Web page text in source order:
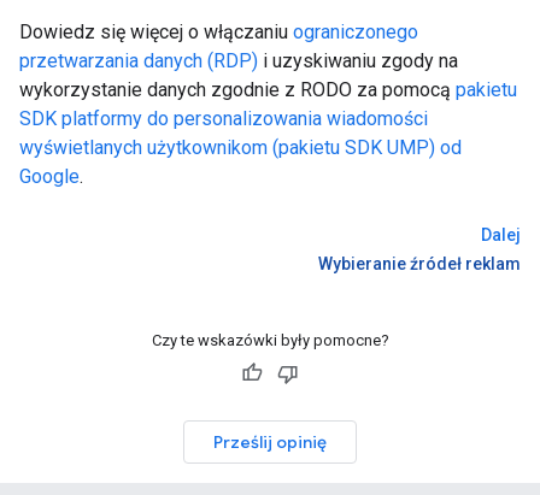
Dowiedz się więcej o włączaniu ograniczonego
przetwarzania danych (RDP) i uzyskiwaniu zgody na
wykorzystanie danych zgodnie z RODO za pomocą pakietu
SDK platformy do personalizowania wiadomości
wyświetlanych użytkownikom (pakietu SDK UMP) od
Google.
Dalej
Wybieranie źródeł reklam
Czy te wskazówki były pomocne?
Prześlij opinię